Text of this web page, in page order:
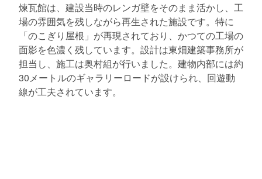
煉瓦館は、建設当時のレンガ壁をそのまま活かし、工
場の雰囲気を残しながら再生された施設です。特に
「のこぎり屋根」が再現されており、かつての工場の
面影を色濃く残しています。設計は東畑建築事務所が
担当し、施工は奥村組が行いました。建物内部には約
30メートルのギャラリーロードが設けられ、回遊動
線が工夫されています。